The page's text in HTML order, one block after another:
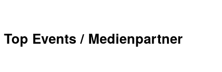
Top Events / Medienpartner